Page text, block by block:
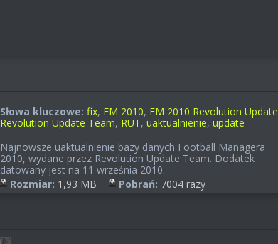
Słowa kluczowe: fix, FM 2010, FM 2010 Revolution Update
Revolution Update Team, RUT, uaktualnienie, update
Najnowsze uaktualnienie bazy danych Football Managera
2010, wydane przez Revolution Update Team. Dodatek
datowany jest na 11 września 2010.
Rozmiar: 1,93 MB Pobrań: 7004 razy